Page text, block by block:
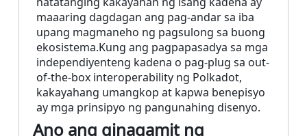
maaaring dagdagan ang pag-andar sa iba
upang magmaneho ng pagsulong sa buong
ekosistema.Kung ang pagpapasadya sa mga
independiyenteng kadena o pag-plug sa out-
of-the-box interoperability ng Polkadot,
kakayahang umangkop at kapwa benepisyo
ay mga prinsipyo ng pangunahing disenyo.
Ano ang ginagamit ng